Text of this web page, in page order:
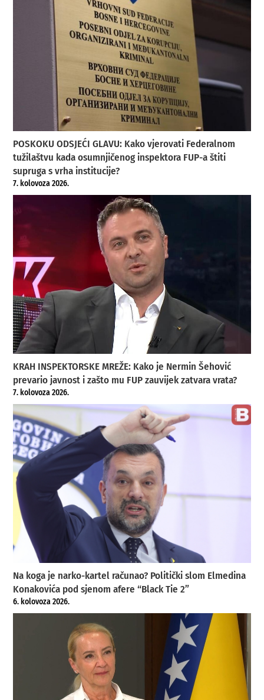
POSKOKU ODSJEĆI GLAVU: Kako vjerovati Federalnom
tužilaštvu kada osumnjičenog inspektora FUP-a štiti
supruga s vrha institucije?
7. kolovoza 2026.
KRAH INSPEKTORSKE MREŽE: Kako je Nermin Šehović
prevario javnost i zašto mu FUP zauvijek zatvara vrata?
7. kolovoza 2026.
Na koga je narko-kartel računao? Politički slom Elmedina
Konakovića pod sjenom afere “Black Tie 2”
6. kolovoza 2026.